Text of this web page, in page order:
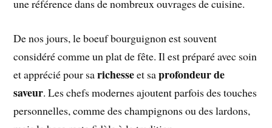
une référence dans de nombreux ouvrages de cuisine.
De nos jours, le boeuf bourguignon est souvent
considéré comme un plat de fête. Il est préparé avec soin
et apprécié pour sarichesseet saprofondeur de
saveur. Les chefs modernes ajoutent parfois des touches
personnelles, comme des champignons ou des lardons,